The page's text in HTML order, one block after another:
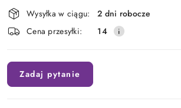
i
dostawa
Wysyłka w ciągu:
2 dni robocze
Cena przesyłki:
14
Zadaj pytanie